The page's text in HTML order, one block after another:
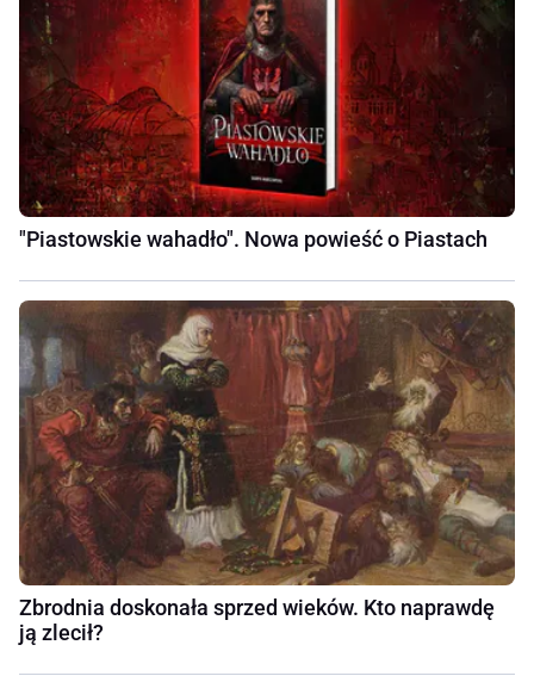
"Piastowskie wahadło". Nowa powieść o Piastach
Zbrodnia doskonała sprzed wieków. Kto naprawdę
ją zlecił?